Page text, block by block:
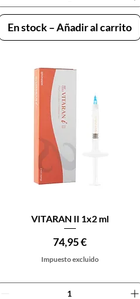
En stock – Añadir al carrito
Vista rápida
VITARAN II 1x2 ml
Precio
74,95 €
Impuesto excluido